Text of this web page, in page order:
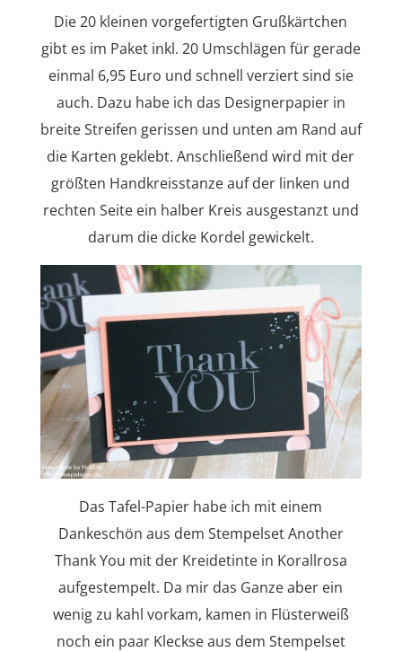
Die 20 kleinen vorgefertigten Grußkärtchen
gibt es im Paket inkl. 20 Umschlägen für gerade
einmal 6,95 Euro und schnell verziert sind sie
auch. Dazu habe ich das Designerpapier in
breite Streifen gerissen und unten am Rand auf
die Karten geklebt. Anschließend wird mit der
größten Handkreisstanze auf der linken und
rechten Seite ein halber Kreis ausgestanzt und
darum die dicke Kordel gewickelt.
Das Tafel-Papier habe ich mit einem
Dankeschön aus dem Stempelset Another
Thank You mit der Kreidetinte in Korallrosa
aufgestempelt. Da mir das Ganze aber ein
wenig zu kahl vorkam, kamen in Flüsterweiß
noch ein paar Kleckse aus dem Stempelset